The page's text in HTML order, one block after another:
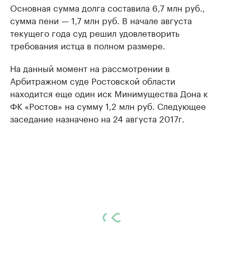
Основная сумма долга составила 6,7 млн руб.,
сумма пени — 1,7 млн руб. В начале августа
текущего года суд решил удовлетворить
требования истца в полном размере.
На данный момент на рассмотрении в
Арбитражном суде Ростовской области
находится еще один иск Минимущества Дона к
ФК «Ростов» на сумму 1,2 млн руб. Следующее
заседание назначено на 24 августа 2017г.